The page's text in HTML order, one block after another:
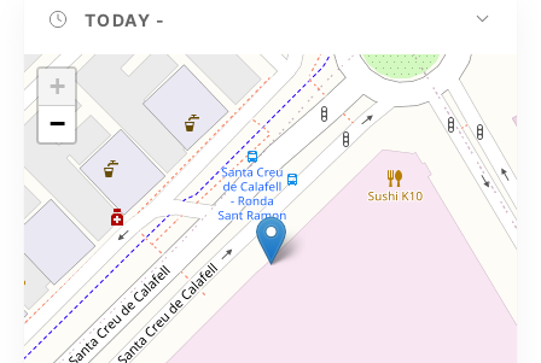
TODAY -
+
−